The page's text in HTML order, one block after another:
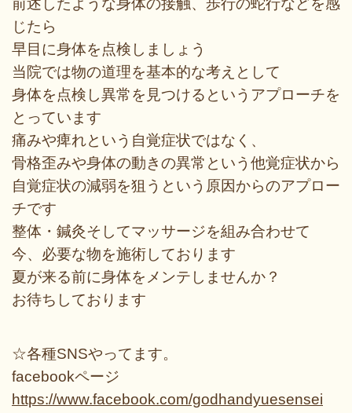
前述したような身体の接触、歩行の蛇行などを感
じたら
早目に身体を点検しましょう
当院では物の道理を基本的な考えとして
身体を点検し異常を見つけるというアプローチを
とっています
痛みや痺れという自覚症状ではなく、
骨格歪みや身体の動きの異常という他覚症状から
自覚症状の減弱を狙うという原因からのアプロー
チです
整体・鍼灸そしてマッサージを組み合わせて
今、必要な物を施術しております
夏が来る前に身体をメンテしませんか？
お待ちしております
☆各種SNSやってます。
facebookページ
https://www.facebook.com/godhandyuesensei